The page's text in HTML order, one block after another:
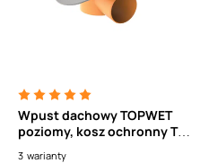
Wpust dachowy TOPWET
poziomy, kosz ochronny TW
3 warianty